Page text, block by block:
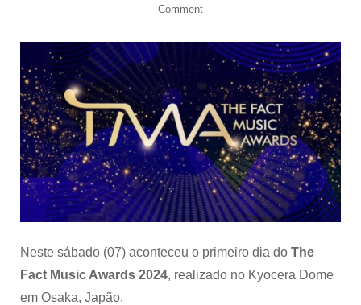
Commenton
os
premiados
do
primeiro
dia
do
“The
Fact
Music
Awards”
Neste sábado (07) aconteceu o primeiro dia do The
Fact Music Awards 2024, realizado no Kyocera Dome
em Osaka, Japão.